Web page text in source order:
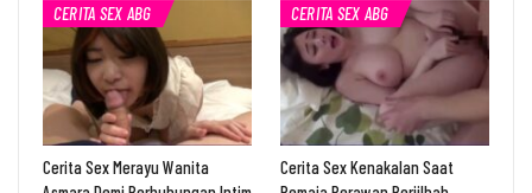
CERITA SEX ABG
Cerita Sex Merayu Wanita
CERITA SEX ABG
Cerita Sex Kenakalan Saat